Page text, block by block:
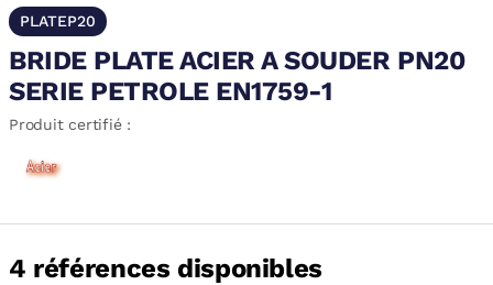
PLATEP20
BRIDE PLATE ACIER A SOUDER PN20
SERIE PETROLE EN1759-1
Produit certifié :
4 références disponibles